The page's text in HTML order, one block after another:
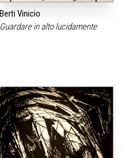
Berti Vinicio
Guardare in alto lucidamente